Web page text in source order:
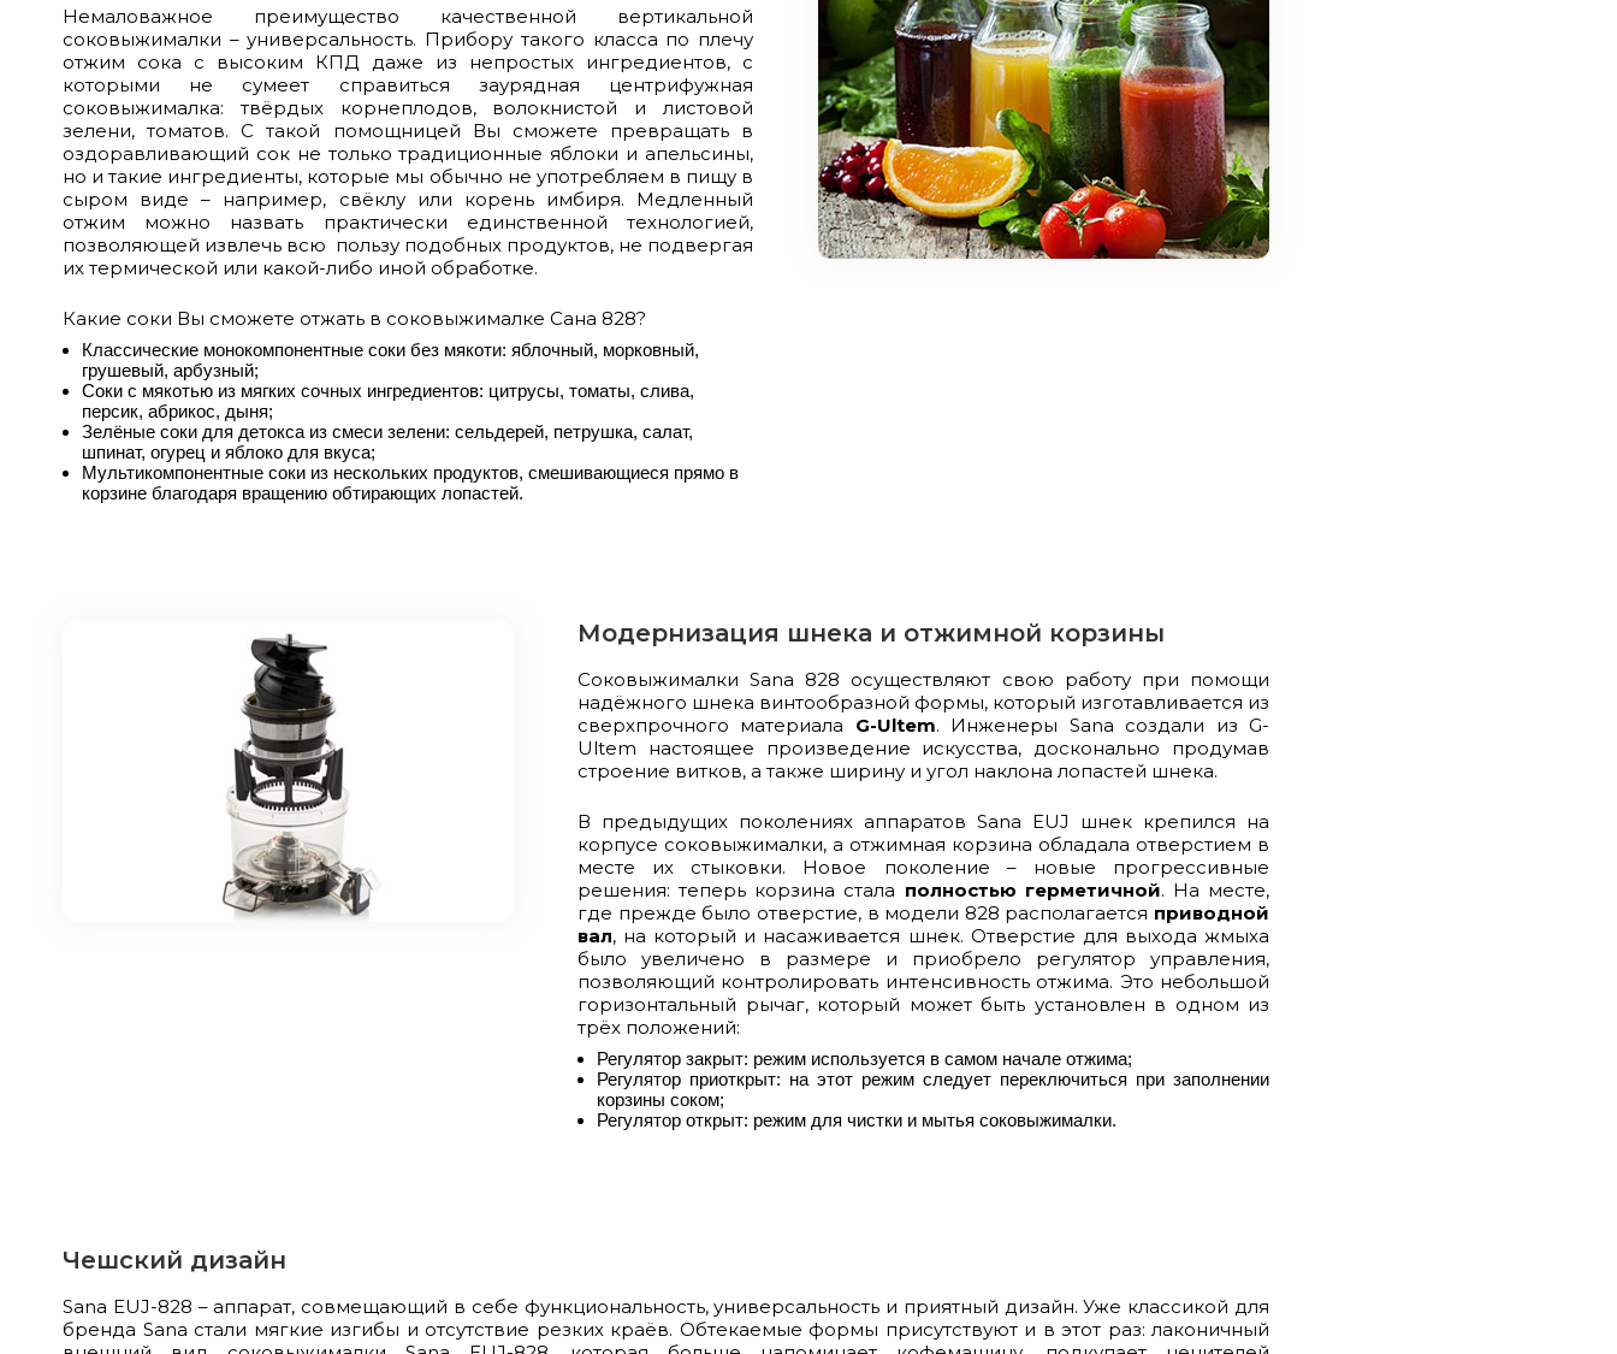
Немаловажное преимущество качественной вертикальной
соковыжималки – универсальность. Прибору такого класса по плечу
отжим сока с высоким КПД даже из непростых ингредиентов, с
которыми не сумеет справиться заурядная центрифужная
соковыжималка: твёрдых корнеплодов, волокнистой и листовой
зелени, томатов. С такой помощницей Вы сможете превращать в
оздоравливающий сок не только традиционные яблоки и апельсины,
но и такие ингредиенты, которые мы обычно не употребляем в пищу в
сыром виде – например, свёклу или корень имбиря. Медленный
отжим можно назвать практически единственной технологией,
позволяющей извлечь всю пользу подобных продуктов, не подвергая
их термической или какой-либо иной обработке.
Какие соки Вы сможете отжать в соковыжималке Сана 828?
Классические монокомпонентные соки без мякоти: яблочный, морковный,
грушевый, арбузный;
Соки с мякотью из мягких сочных ингредиентов: цитрусы, томаты, слива,
персик, абрикос, дыня;
Зелёные соки для детокса из смеси зелени: сельдерей, петрушка, салат,
шпинат, огурец и яблоко для вкуса;
Мультикомпонентные соки из нескольких продуктов, смешивающиеся прямо в
корзине благодаря вращению обтирающих лопастей.
Модернизация шнека и отжимной корзины
Соковыжималки Sana 828 осуществляют свою работу при помощи
надёжного шнека винтообразной формы, который изготавливается из
сверхпрочного материала G-Ultem. Инженеры Sana создали из G-
Ultem настоящее произведение искусства, досконально продумав
строение витков, а также ширину и угол наклона лопастей шнека.
В предыдущих поколениях аппаратов Sana EUJ шнек крепился на
корпусе соковыжималки, а отжимная корзина обладала отверстием в
месте их стыковки. Новое поколение – новые прогрессивные
решения: теперь корзина стала полностью герметичной. На месте,
где прежде было отверстие, в модели 828 располагается приводной
вал, на который и насаживается шнек. Отверстие для выхода жмыха
было увеличено в размере и приобрело регулятор управления,
позволяющий контролировать интенсивность отжима. Это небольшой
горизонтальный рычаг, который может быть установлен в одном из
трёх положений:
Регулятор закрыт: режим используется в самом начале отжима;
Регулятор приоткрыт: на этот режим следует переключиться при заполнении
корзины соком;
Регулятор открыт: режим для чистки и мытья соковыжималки.
Чешский дизайн
Sana EUJ-828 – аппарат, совмещающий в себе функциональность, универсальность и приятный дизайн. Уже классикой для
бренда Sana стали мягкие изгибы и отсутствие резких краёв. Обтекаемые формы присутствуют и в этот раз: лаконичный